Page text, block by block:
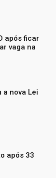
após ficar
vaga na
a nova Lei
após 33